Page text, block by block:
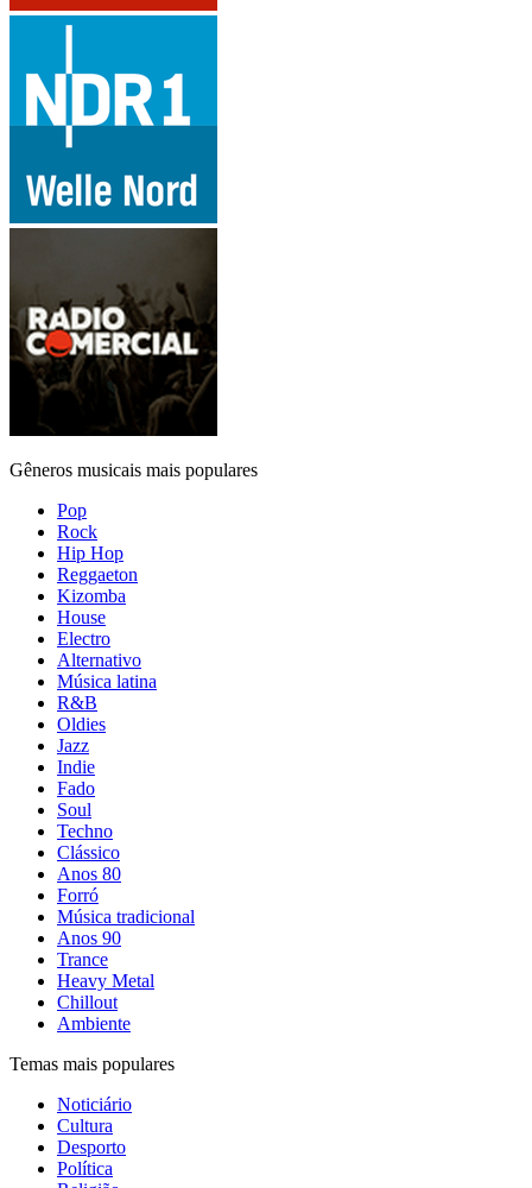
Gêneros musicais mais populares
Pop
Rock
Hip Hop
Reggaeton
Kizomba
House
Electro
Alternativo
Música latina
R&B
Oldies
Jazz
Indie
Fado
Soul
Techno
Clássico
Anos 80
Forró
Música tradicional
Anos 90
Trance
Heavy Metal
Chillout
Ambiente
Temas mais populares
Noticiário
Cultura
Desporto
Política